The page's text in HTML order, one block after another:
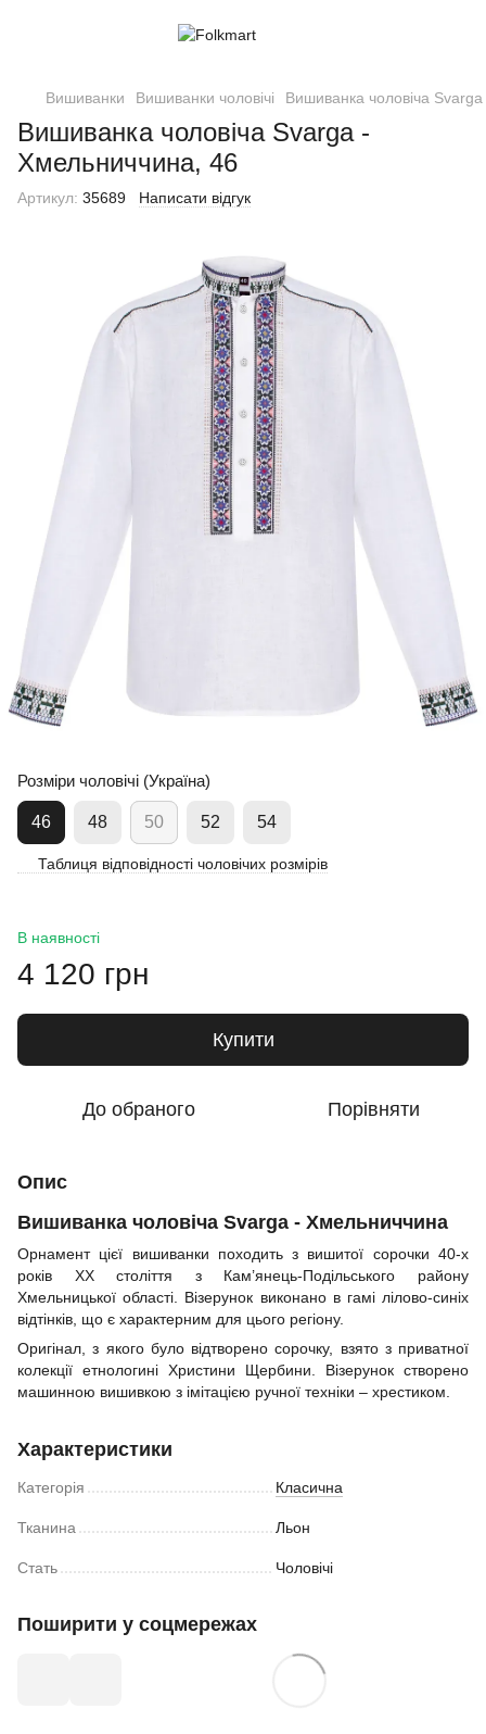
Вишиванки Вишиванки чоловічі Вишиванка чоловіча
Вишиванка чоловіча Svarga -
Хмельниччина, 46
Артикул: 35689 Написати відгук
Розміри чоловічі (Україна)
46 48 50 52 54
Таблиця відповідності чоловічих розмірів
В наявності
4 120 грн
Купити
До обраного Порівняти
Опис
Вишиванка чоловіча Svarga - Хмельниччина
Орнамент цієї вишиванки походить з вишитої сорочки 40-х
років XX століття з Кам’янець-Подільського району
Хмельницької області. Візерунок виконано в гамі лілово-синіх
відтінків, що є характерним для цього регіону.
Оригінал, з якого було відтворено сорочку, взято з приватної
колекції етнологині Христини Щербини. Візерунок створено
машинною вишивкою з імітацією ручної техніки – хрестиком.
Характеристики
Категорія Класична
Тканина Льон
Стать Чоловічі
Поширити у соцмережах